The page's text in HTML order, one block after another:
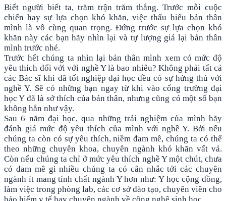
Biết người biết ta, trăm trận trăm thắng. Trước mỗi cuộc
chiến hay sự lựa chọn khó khăn, việc thấu hiểu bản thân
mình là vô cùng quan trọng. Đứng trước sự lựa chọn khó
khăn này các bạn hãy nhìn lại và tự lượng giá lại bản thân
mình trước nhé.
Trước hết chúng ta nhìn lại bản thân mình xem có mức độ
yêu thích đối với với nghề Y là bao nhiêu? Không phải tất cả
các Bác sĩ khi đã tốt nghiệp đại học đều có sự hứng thú với
nghề Y. Sẽ có những bạn ngay từ khi vào cổng trường đại
học Y đã là sở thích của bản thân, nhưng cũng có một số bạn
không hẳn như vậy.
Sau 6 năm đại học, qua những trải nghiệm của mình hãy
đánh giá mức độ yêu thích của mình với nghề Y. Bởi nếu
chúng ta còn có sự yêu thích, niềm đam mê, chúng ta có thể
theo những chuyên khoa, chuyên ngành khó khăn vất vả.
Còn nếu chúng ta chỉ ở mức yêu thích nghề Y một chút, chưa
có đam mê gì nhiều chúng ta có cân nhắc tới các chuyên
ngành ít mang tính chất ngành Y hơn như: Y học cộng đồng,
làm việc trong phòng lab, các cơ sở đào tạo, chuyên viên cho